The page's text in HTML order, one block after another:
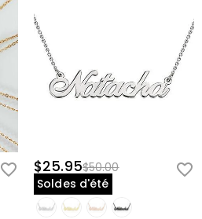
$25.95$50.00
Soldes d'été